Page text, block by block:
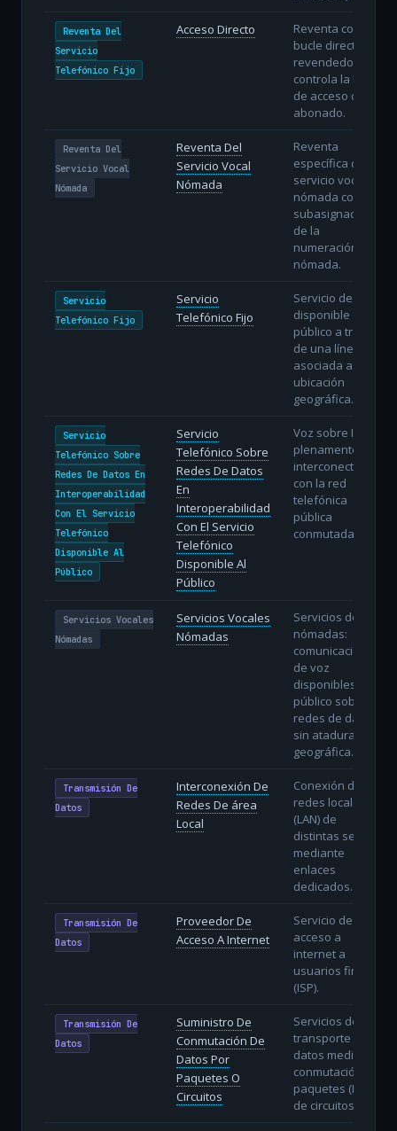
Reventa Del
Servicio
Telefónico Fijo
Acceso Directo
Reventa con
bucle directo: el
revendedor
controla la línea
de acceso del
abonado.
Reventa Del
Servicio Vocal
Nómada
Reventa Del
Servicio Vocal
Nómada
Reventa
específica del
servicio vocal
nómada con
subasignación
de la
numeración
nómada.
Servicio
Telefónico Fijo
Servicio
Telefónico Fijo
Servicio de voz
disponible al
público a través
de una línea fija
asociada a una
ubicación
geográfica.
Servicio
Telefónico Sobre
Redes De Datos En
Interoperabilidad
Con El Servicio
Telefónico
Disponible Al
Público
Servicio
Telefónico Sobre
Redes De Datos
En
Interoperabilidad
Con El Servicio
Telefónico
Disponible Al
Público
Voz sobre IP
plenamente
interconectada
con la red
telefónica
pública
conmutada.
Servicios Vocales
Nómadas
Servicios Vocales
Nómadas
Servicios de voz
nómadas:
comunicaciones
de voz
disponibles al
público sobre
redes de datos
sin atadura
geográfica.
Transmisión De
Datos
Interconexión De
Redes De área
Local
Conexión de
redes locales
(LAN) de
distintas sedes
mediante
enlaces
dedicados.
Transmisión De
Datos
Proveedor De
Acceso A Internet
Servicio de
acceso a
internet a
usuarios finales
(ISP).
Transmisión De
Datos
Suministro De
Conmutación De
Datos Por
Paquetes O
Circuitos
Servicios de
transporte de
datos mediante
conmutación de
paquetes (IP) o
de circuitos.